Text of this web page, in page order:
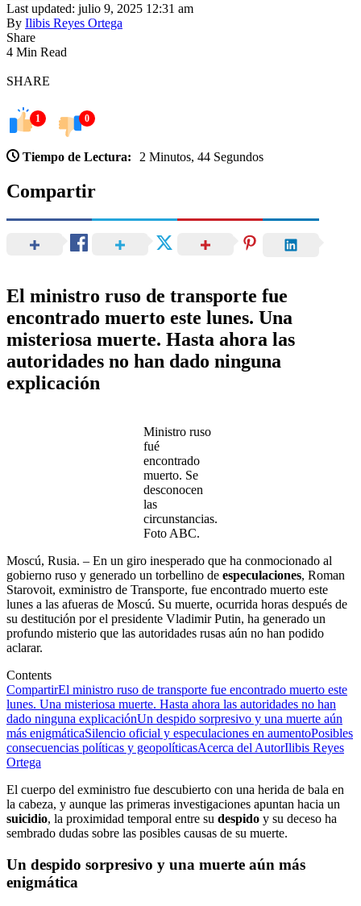
Last updated: julio 9, 2025 12:31 am
By Ilibis Reyes Ortega
Share
4 Min Read
SHARE
1 0
Tiempo de Lectura: 2 Minutos, 44 Segundos
Compartir
El ministro ruso de transporte fue
encontrado muerto este lunes. Una
misteriosa muerte. Hasta ahora las
autoridades no han dado ninguna
explicación
Ministro ruso
fué
encontrado
muerto. Se
desconocen
las
circunstancias.
Foto ABC.
Moscú, Rusia. – En un giro inesperado que ha conmocionado al
gobierno ruso y generado un torbellino de especulaciones, Roman
Starovoit, exministro de Transporte, fue encontrado muerto este
lunes a las afueras de Moscú. Su muerte, ocurrida horas después de
su destitución por el presidente Vladimir Putin, ha generado un
profundo misterio que las autoridades rusas aún no han podido
aclarar.
Contents
CompartirEl ministro ruso de transporte fue encontrado muerto este
lunes. Una misteriosa muerte. Hasta ahora las autoridades no han
dado ninguna explicaciónUn despido sorpresivo y una muerte aún
más enigmáticaSilencio oficial y especulaciones en aumentoPosibles
consecuencias políticas y geopolíticasAcerca del AutorIlibis Reyes
Ortega
El cuerpo del exministro fue descubierto con una herida de bala en
la cabeza, y aunque las primeras investigaciones apuntan hacia un
suicidio, la proximidad temporal entre su despido y su deceso ha
sembrado dudas sobre las posibles causas de su muerte.
Un despido sorpresivo y una muerte aún más
enigmática